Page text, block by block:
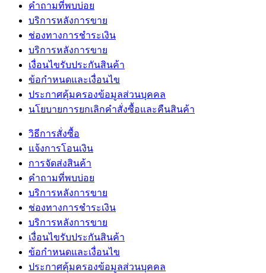
คำถามที่พบบ่อย
บริการหลังการขาย
ช่องทางการชำระเงิน
บริการหลังการขาย
เงื่อนไขรับประกันสินค้า
ข้อกำหนดและเงื่อนไข
ประกาศคุ้มครองข้อมูลส่วนบุคคล
นโยบายการยกเลิกคำสั่งซื้อและคืนสินค้า
วิธีการสั่งซื้อ
แจ้งการโอนเงิน
การจัดส่งสินค้า
คำถามที่พบบ่อย
บริการหลังการขาย
ช่องทางการชำระเงิน
บริการหลังการขาย
เงื่อนไขรับประกันสินค้า
ข้อกำหนดและเงื่อนไข
ประกาศคุ้มครองข้อมูลส่วนบุคคล